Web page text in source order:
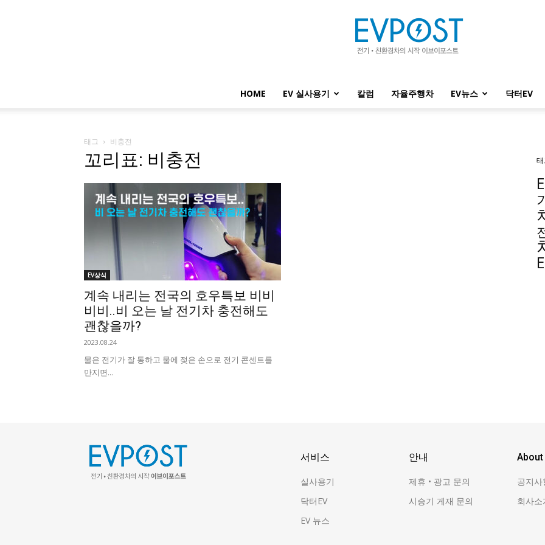
HOME EV 실사용기 칼럼 자율주행차 EV뉴스 닥터EV
태그 비충전
꼬리표: 비충전
EV상식
계속 내리는 전국의 호우특보 비비
비비..비 오는 날 전기차 충전해도
괜찮을까?
2023.08.24
물은 전기가 잘 통하고 물에 젖은 손으로 전기 콘센트를
만지면...
태
서비스
실사용기
닥터EV
EV 뉴스
안내
제휴 • 광고 문의
시승기 게재 문의
About
공지사
회사소